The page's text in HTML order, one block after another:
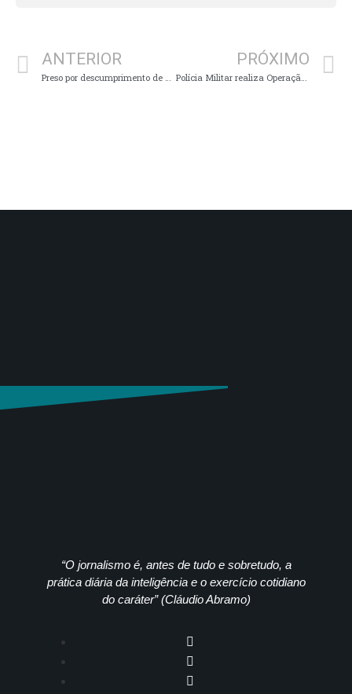
ANTERIOR PRÓXIMO
“O jornalismo é, antes de tudo e sobretudo, a
prática diária da inteligência e o exercício cotidiano
do caráter” (Cláudio Abramo)